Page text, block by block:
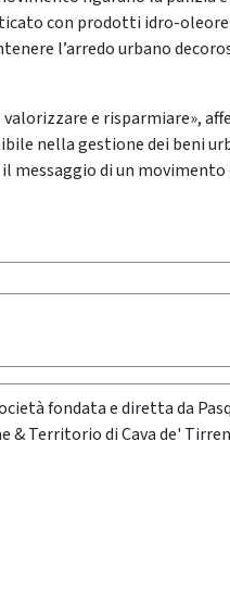
con prodotti idro-
l’arredo urbano
e risparmiare»,
nella gestione dei beni
messaggio di un movimento
fondata e diretta da
Territorio di Cava de'